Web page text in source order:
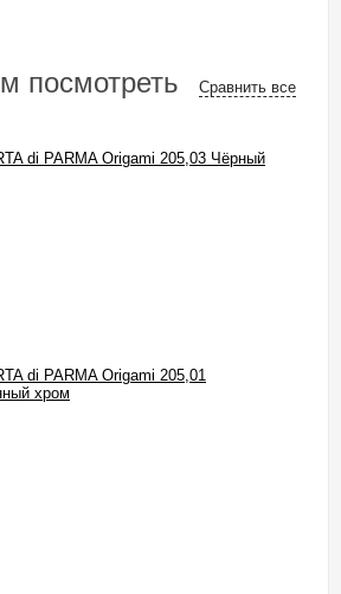
посмотреть Сравнить все
di PARMA Origami 205,03 Чёрный
di PARMA Origami 205,01
хром